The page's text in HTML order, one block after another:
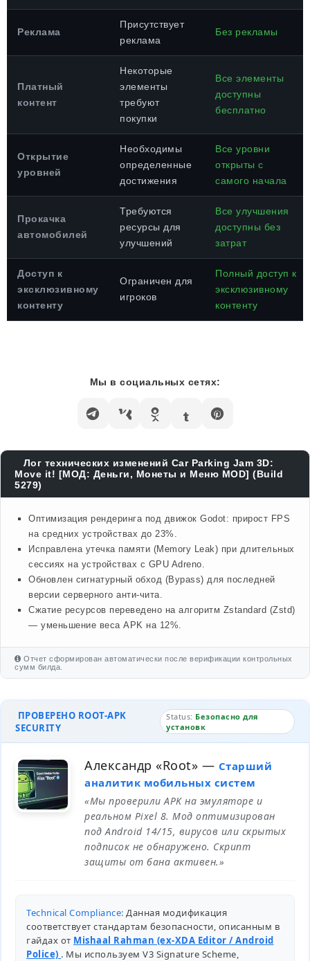
Реклама
Присутствует
реклама
Без рекламы
Платный
контент
Некоторые
элементы
требуют
покупки
Все элементы
доступны
бесплатно
Открытие
уровней
Необходимы
определенные
достижения
Все уровни
открыты с
самого начала
Прокачка
автомобилей
Требуются
ресурсы для
улучшений
Все улучшения
доступны без
затрат
Доступ к
эксклюзивному
контенту
Ограничен для
игроков
Полный доступ к
эксклюзивному
контенту
Мы в социальных сетях:
Лог технических изменений Car Parking Jam 3D:
Move it! [МОД: Деньги, Монеты и Меню MOD] (Build
5279)
Оптимизация рендеринга под движок Godot: прирост FPS
на средних устройствах до 23%.
Исправлена утечка памяти (Memory Leak) при длительных
сессиях на устройствах с GPU Adreno.
Обновлен сигнатурный обход (Bypass) для последней
версии серверного анти-чита.
Сжатие ресурсов переведено на алгоритм Zstandard (Zstd)
— уменьшение веса APK на 12%.
Отчет сформирован автоматически после верификации контрольных
сумм билда.
ПРОВЕРЕНО ROOT-APK
SECURITY
Status: Безопасно для
установк
Александр «Root» — Старший
аналитик мобильных систем
«Мы проверили APK на эмуляторе и
реальном Pixel 8. Мод оптимизирован
под Android 14/15, вирусов или скрытых
подписок не обнаружено. Скрипт
защиты от бана активен.»
Technical Compliance: Данная модификация
соответствует стандартам безопасности, описанным в
гайдах от Mishaal Rahman (ex-XDA Editor / Android
Police) . Мы используем V3 Signature Scheme,